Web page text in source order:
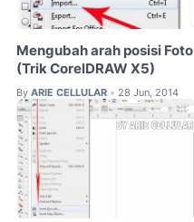
Mengubah arah posisi Foto
(Trik CorelDRAW X5)
By ARIE CELLULAR • 28 Jun, 2014